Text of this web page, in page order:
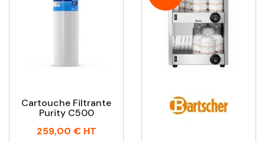
Cartouche Filtrante
Purity C500
Prix
259,00 €HT